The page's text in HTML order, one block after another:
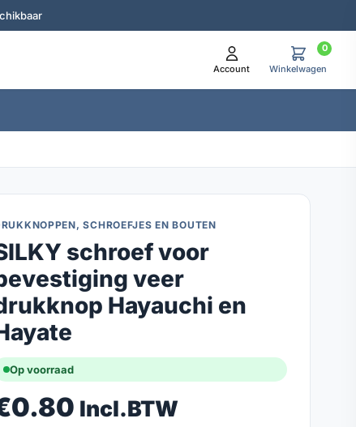
Account
0
Winkelwagen
SCHROEFJES EN BOUTEN
schroef voor
veer
Hayauchi en
Op voorraad
0.80 Incl.BTW